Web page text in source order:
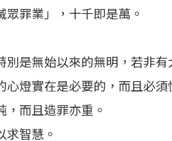
眾罪業」，十千即是萬。
是無始以來的無明，若非有
燈實在是必要的，而且必須
而且造罪亦重。
智慧。